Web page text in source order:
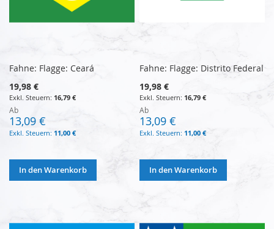
Fahne: Flagge: Ceará
19,98 €
16,79 €
Ab
13,09 €
11,00 €
In den Warenkorb
Fahne: Flagge: Distrito Federal
19,98 €
16,79 €
Ab
13,09 €
11,00 €
In den Warenkorb